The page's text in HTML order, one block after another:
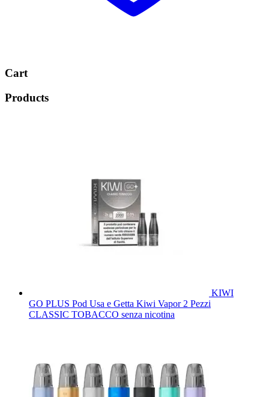
Cart
Products
KIWI
GO PLUS Pod Usa e Getta Kiwi Vapor 2 Pezzi
CLASSIC TOBACCO senza nicotina